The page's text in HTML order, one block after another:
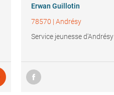
Erwan Guillotin
78570 | Andrésy
Service jeunesse d'Andrésy